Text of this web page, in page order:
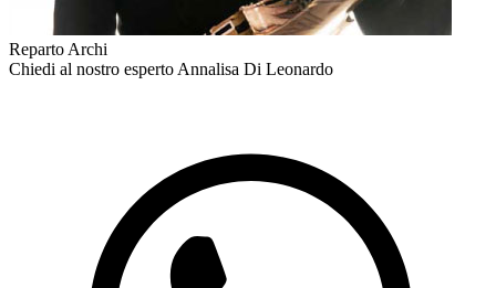
Reparto Archi
Chiedi al nostro espertoAnnalisa Di Leonardo